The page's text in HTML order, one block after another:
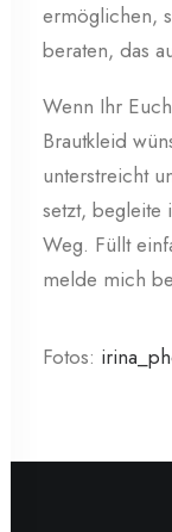
ermöglichen,
beraten, das
Wenn Ihr
Brautkleid
unterstreicht
setzt, begleite
Weg. Füllt
melde mich
Fotos: